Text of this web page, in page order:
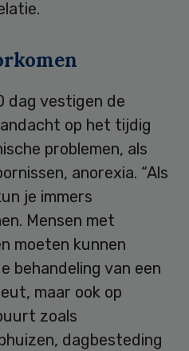
dag vestigen de
op het tijdig
problemen, als
anorexia. “Als
je immers
Mensen met
moeten kunnen
behandeling van een
maar ook op
zoals
dagbesteding